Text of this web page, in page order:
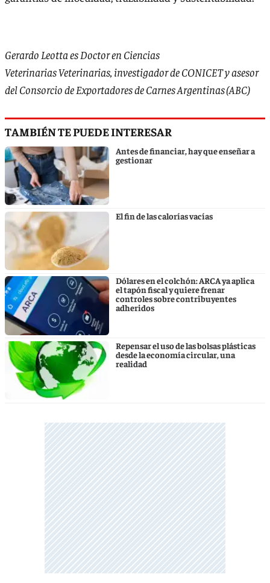
Gerardo Leotta es Doctor en Ciencias
Veterinarias Veterinarias, investigador de CONICET y asesor
del Consorcio de Exportadores de Carnes Argentinas (ABC)
TAMBIÉN TE PUEDE INTERESAR
Antes de financiar, hay que enseñar a
gestionar
El fin de las calorías vacías
Dólares en el colchón: ARCA ya aplica
el tapón fiscal y quiere frenar
controles sobre contribuyentes
adheridos
Repensar el uso de las bolsas plásticas
desde la economía circular, una
realidad